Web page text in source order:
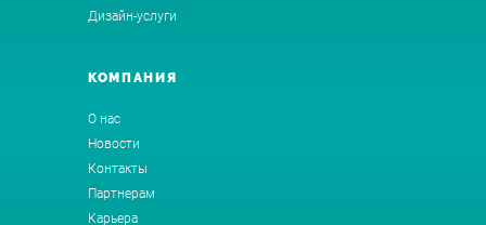
Дизайн-услуги
КОМПАНИЯ
О нас
Новости
Контакты
Партнерам
Карьера